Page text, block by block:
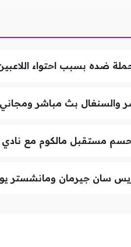
ضده بسبب احتواء
والسنغال بث مباشر ومجاني
مستقبل مالكوم مع نادي
سان جيرمان ومانشستر